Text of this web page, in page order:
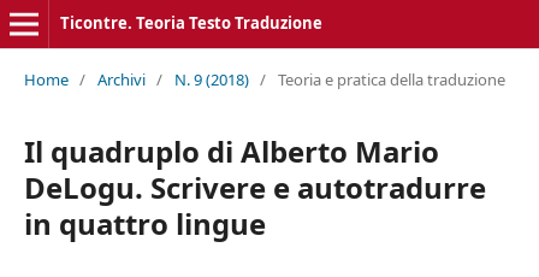
Ticontre. Teoria Testo Traduzione
Home / Archivi / N. 9 (2018) / Teoria e pratica della traduzione
Il quadruplo di Alberto Mario
DeLogu. Scrivere e autotradurre
in quattro lingue